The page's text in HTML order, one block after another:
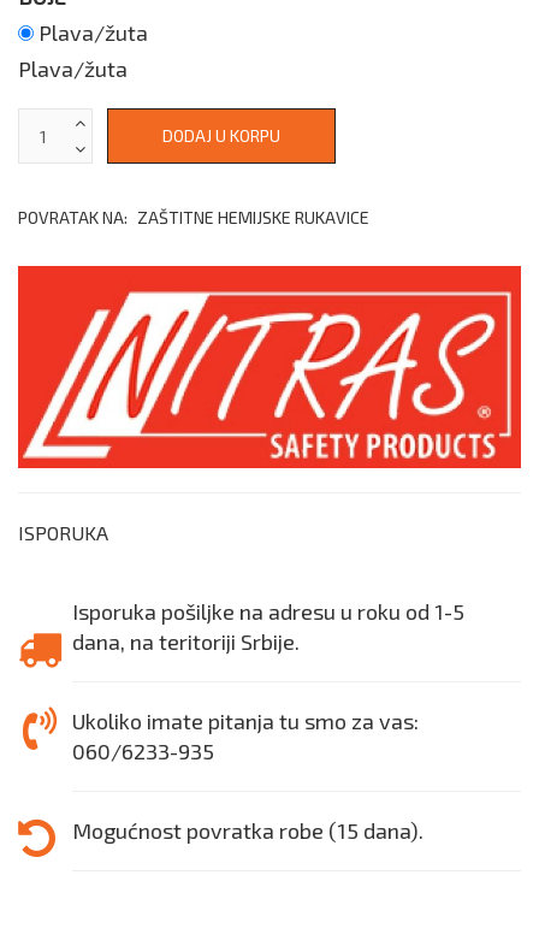
Plava/žuta
Plava/žuta
POVRATAK NA: ZAŠTITNE HEMIJSKE RUKAVICE
ISPORUKA
Isporuka pošiljke na adresu u roku od 1-5
dana, na teritoriji Srbije.
Ukoliko imate pitanja tu smo za vas:
060/6233-935
Mogućnost povratka robe (15 dana).